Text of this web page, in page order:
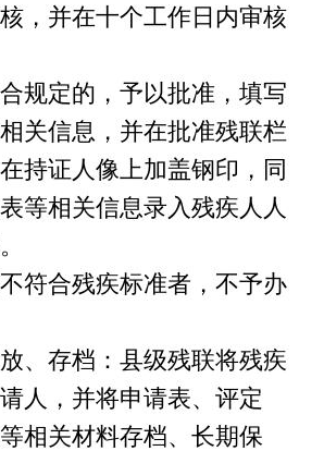
，并在十个工作日内审核
定的，予以批准，填写
关信息，并在批准残联栏
持证人像上加盖钢印，同
等相关信息录入残疾人人
合残疾标准者，不予办
存档：县级残联将残疾
人，并将申请表、评定
相关材料存档、长期保